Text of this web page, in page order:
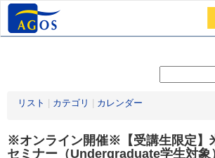
リスト カテゴリ カレンダー
※オンライン開催※【受講生限定】
セミナー（Undergraduate学生対象